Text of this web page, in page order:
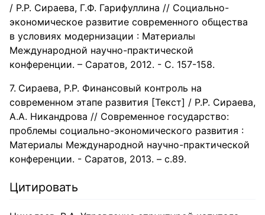
/ Р.Р. Сираева, Г.Ф. Гарифуллина // Социально-
экономическое развитие современного общества
в условиях модернизации : Материалы
Международной научно-практической
конференции. – Саратов, 2012. - С. 157-158.
Сираева, Р.Р. Финансовый контроль на
современном этапе развития [Текст] / Р.Р. Сираева,
А.А. Никандрова // Современное государство:
проблемы социально-экономического развития :
Материалы Международной научно-практической
конференции. - Саратов, 2013. – с.89.
Цитировать